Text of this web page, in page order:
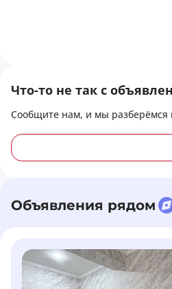
Что-то не так с
Сообщите нам, и мы разберёмся
Объявления рядом